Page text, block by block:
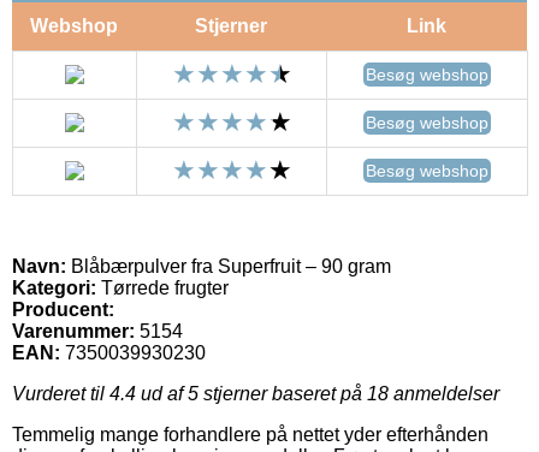
Webshop Stjerner Link
Besøg webshop
Besøg webshop
Besøg webshop
Navn: Blåbærpulver fra Superfruit – 90 gram
Kategori: Tørrede frugter
Producent:
Varenummer: 5154
EAN: 7350039930230
Vurderet til 4.4 ud af 5 stjerner baseret på 18 anmeldelser
Temmelig mange forhandlere på nettet yder efterhånden